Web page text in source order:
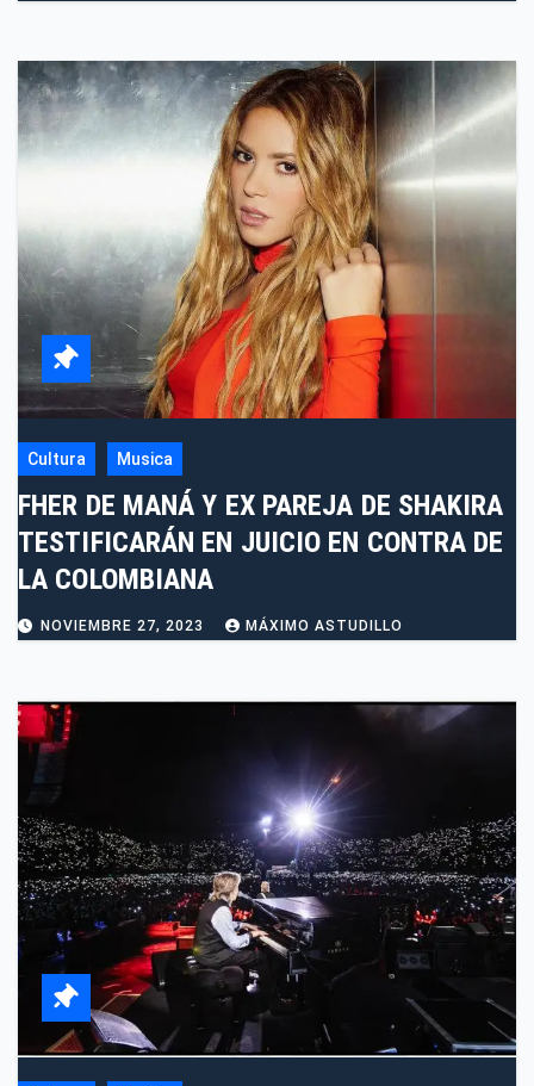
Cultura Musica
FHER DE MANÁ Y EX PAREJA DE SHAKIRA
TESTIFICARÁN EN JUICIO EN CONTRA DE
LA COLOMBIANA
NOVIEMBRE 27, 2023 MÁXIMO ASTUDILLO